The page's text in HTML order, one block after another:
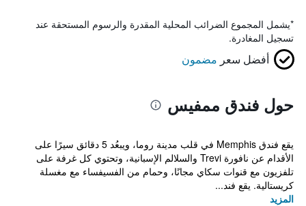
*يشمل المجموع الضرائب المحلية المقدرة والرسوم المستحقة عند
تسجيل المغادرة.
أفضل سعر مضمون
حول فندق ممفيس
يقع فندق Memphis في قلب مدينة روما، ويبعُد 5 دقائق سيرًا على
الأقدام عن نافورة Trevi والسلالم الإسبانية، وتحتوي كل غرفة على
تلفزيون مع قنوات سكاي مجانًا، وحمام من الفسيفساء مع مغسلة
كريستالية. يقع فند...
المزيد